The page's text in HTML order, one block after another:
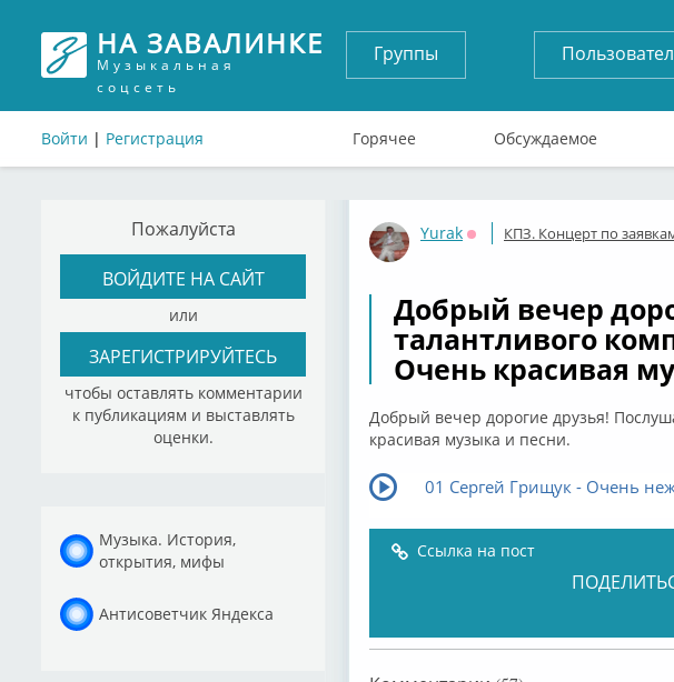
НА ЗАВАЛИНКЕ
Музыкальная
соцсеть
Войти | Регистрация
Группы
Горячее Обсуждаемое
Пожалуйста
ВОЙДИТЕ НА САЙТ
или
ЗАРЕГИСТРИРУЙТЕСЬ
чтобы оставлять комментарии
к публикациям и выставлять
оценки.
Музыка. История,
открытия, мифы
Антисоветчик Яндекса
Yurak
Оффлайн
КПЗ. Концерт по
Добрый вечер
талантливого
Очень красивая
Добрый вечер дорогие друзья!
красивая музыка и песни.
01 Сергей Грищук - Очень
Ссылка на пост